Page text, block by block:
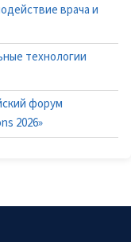
врача и
технологии
форум
2026»